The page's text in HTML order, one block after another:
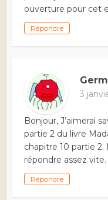
ouverture pour cet
Répondre
3
Bonjour, J’aimerai
partie 2 du livre
chapitre 10 partie
répondre assez vite.
Répondre